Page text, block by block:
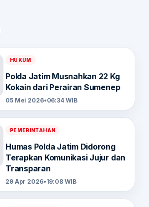
HUKUM
Polda Jatim Musnahkan 22 Kg
Kokain dari Perairan Sumenep
05 Mei 2026•06:34 WIB
PEMERINTAHAN
Humas Polda Jatim Didorong
Terapkan Komunikasi Jujur dan
Transparan
29 Apr 2026•19:08 WIB